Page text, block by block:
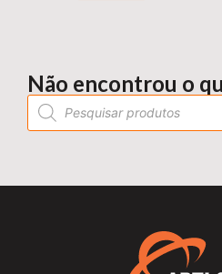
Não encontrou o